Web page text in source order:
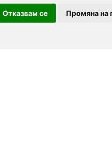
Отказвам се Промяна на